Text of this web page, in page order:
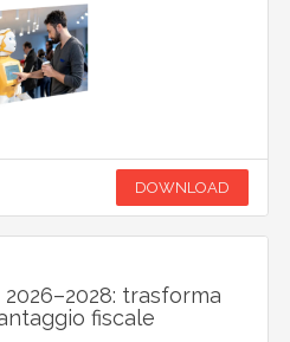
DOWNLOAD
trasforma
fiscale